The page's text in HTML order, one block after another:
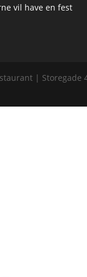
vil have en fest
| Storegade